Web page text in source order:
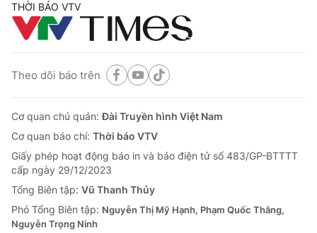
Photo Infographic
Video Shorts video
VTV Money VTV Thể thao
VTV Sức khoẻ Bất động sản
Thị trường 24h
THỜI BÁO VTV
Theo dõi báo trên
Cơ quan chủ quản:Đài Truyền hình Việt Nam
Cơ quan báo chí: Thời báo VTV
Giấy phép hoạt động báo in và báo điện tử số 483/GP-BTTTT
cấp ngày 29/12/2023
Tổng Biên tập: Vũ Thanh Thủy
Phó Tổng Biên tập: Nguyễn Thị Mỹ Hạnh, Phạm Quốc Thắng,
Nguyễn Trọng Ninh